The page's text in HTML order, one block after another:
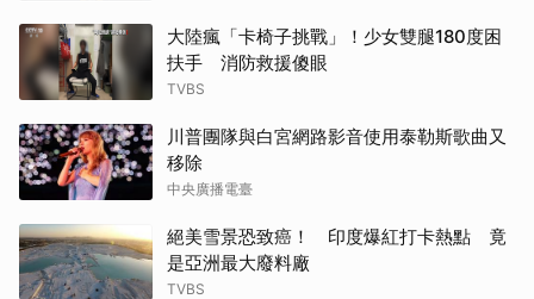
大陸瘋「卡椅子挑戰」！少女雙腿180度困
扶手 消防救援傻眼
TVBS
川普團隊與白宮網路影音使用泰勒斯歌曲又
移除
中央廣播電臺
絕美雪景恐致癌！ 印度爆紅打卡熱點 竟
是亞洲最大廢料廠
TVBS